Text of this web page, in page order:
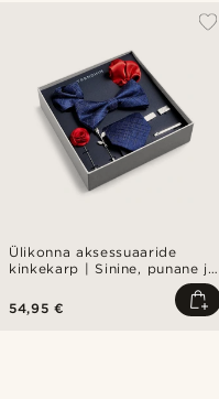
Ülikonna aksessuaaride
kinkekarp | Sinine, punane ja
54,95 €